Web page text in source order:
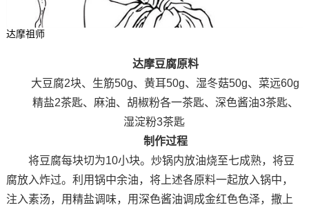
达摩祖师
达摩豆腐原料
大豆腐2块、生筋50g、黄耳50g、湿冬菇50g、菜远60g
精盐2茶匙、麻油、胡椒粉各一茶匙、深色酱油3茶匙、
湿淀粉3茶匙
制作过程
将豆腐每块切为10小块。炒锅内放油烧至七成熟，将豆
腐放入炸过。利用锅中余油，将上述各原料一起放入锅中，
注入素汤，用精盐调味，用深色酱油调成金红色色泽，撒上